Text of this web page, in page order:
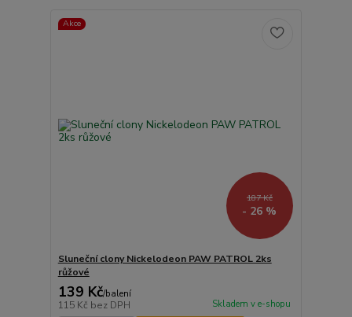
Akce
187 Kč
- 26 %
Sluneční clony Nickelodeon PAW PATROL 2ks
růžové
139 Kč/balení
115 Kč bez DPH Skladem v e-shopu